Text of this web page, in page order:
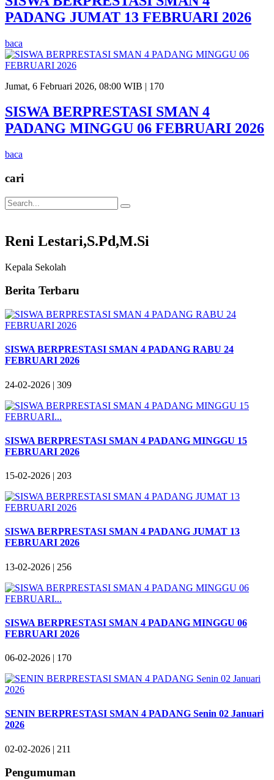
PADANG JUMAT 13 FEBRUARI 2026
baca
Jumat, 6 Februari 2026, 08:00 WIB | 170
SISWA BERPRESTASI SMAN 4
PADANG MINGGU 06 FEBRUARI 2026
baca
cari
Reni Lestari,S.Pd,M.Si
Kepala Sekolah
Berita Terbaru
SISWA BERPRESTASI SMAN 4 PADANG RABU 24
FEBRUARI 2026
24-02-2026 | 309
SISWA BERPRESTASI SMAN 4 PADANG MINGGU 15
FEBRUARI 2026
15-02-2026 | 203
SISWA BERPRESTASI SMAN 4 PADANG JUMAT 13
FEBRUARI 2026
13-02-2026 | 256
SISWA BERPRESTASI SMAN 4 PADANG MINGGU 06
FEBRUARI 2026
06-02-2026 | 170
SENIN BERPRESTASI SMAN 4 PADANG Senin 02 Januari
2026
02-02-2026 | 211
Pengumuman